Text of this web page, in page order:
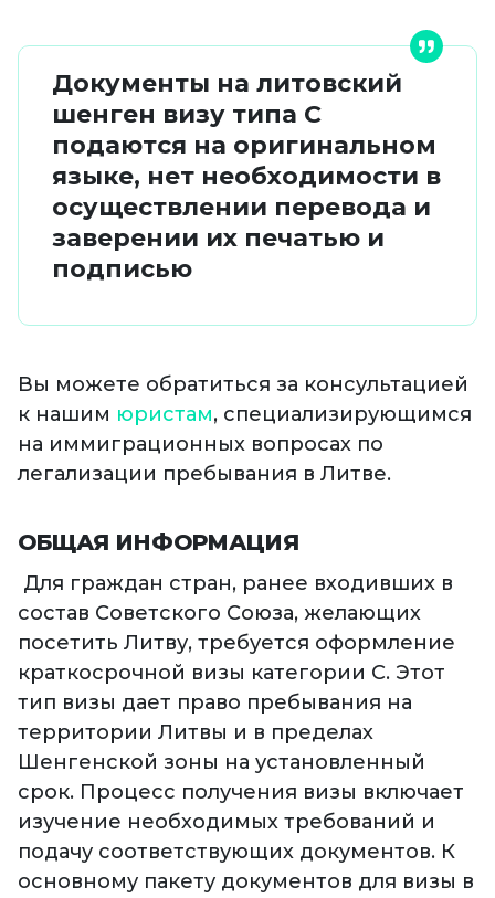
Документы на литовский
шенген визу типа C
подаются на оригинальном
языке, нет необходимости в
осуществлении перевода и
заверении их печатью и
подписью
Вы можете обратиться за консультацией
к нашим юристам, специализирующимся
на иммиграционных вопросах по
легализации пребывания в Литве.
ОБЩАЯ ИНФОРМАЦИЯ
Для граждан стран, ранее входивших в
состав Советского Союза, желающих
посетить Литву, требуется оформление
краткосрочной визы категории С. Этот
тип визы дает право пребывания на
территории Литвы и в пределах
Шенгенской зоны на установленный
срок. Процесс получения визы включает
изучение необходимых требований и
подачу соответствующих документов. К
основному пакету документов для визы в